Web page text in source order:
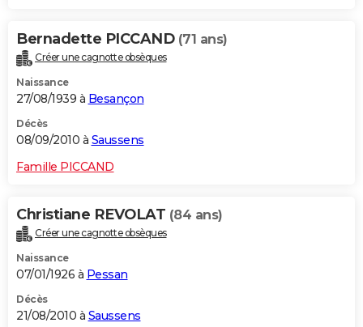
Bernadette PICCAND (71 ans)
Créer une cagnotte obsèques
Naissance
27/08/1939 à Besançon
Décès
08/09/2010 à Saussens
Famille PICCAND
Christiane REVOLAT (84 ans)
Créer une cagnotte obsèques
Naissance
07/01/1926 à Pessan
Décès
21/08/2010 à Saussens